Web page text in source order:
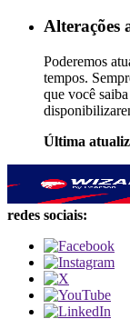
Alterações
Poderemos
tempos.
que você
Última
redes sociais: